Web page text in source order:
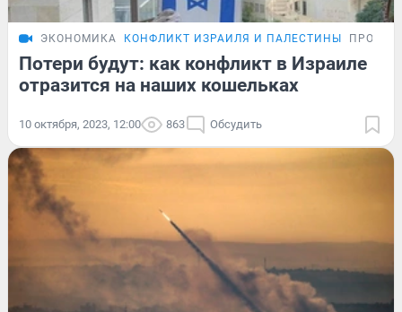
ЭКОНОМИКА КОНФЛИКТ ИЗРАИЛЯ И ПАЛЕСТИНЫ
Потери будут: как конфликт в Израиле
отразится на наших кошельках
10 октября, 2023, 12:00 863 Обсудить